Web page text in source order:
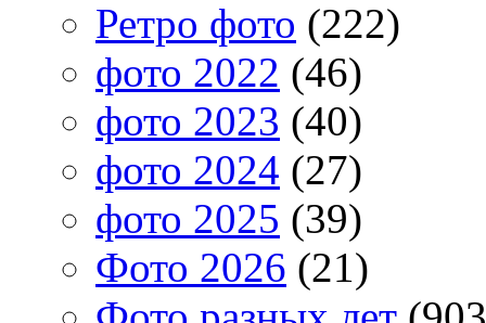
Ретро фото (222)
фото 2022 (46)
фото 2023 (40)
фото 2024 (27)
фото 2025 (39)
Фото 2026 (21)